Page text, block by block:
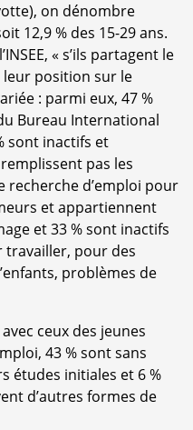
on dénombre
12,9 % des 15-29 ans.
« s’ils partagent le
leur position sur le
: parmi eux, 47 %
Bureau International
sont inactifs et
pas les
d’emploi pour
et appartiennent
et 33 % sont inactifs
travailler, pour des
problèmes de
ceux des jeunes
43 % sont sans
études initiales et 6 %
d’autres formes de